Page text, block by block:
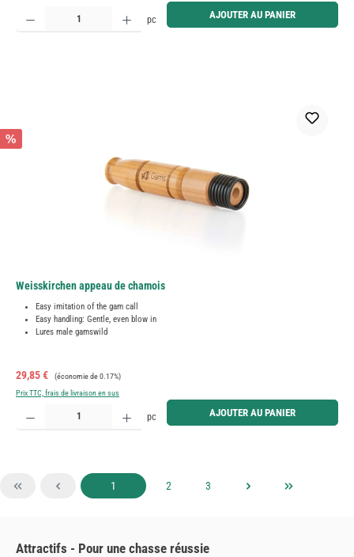
Quantité de produit : Entrez la quantité souhaitée ou utilisez les boutons pour augmenter ou
pc AJOUTER AU PANIER
%
Weisskirchen appeau de chamois
Easy imitation of the gam call
Easy handling: Gentle, even blow in
Lures male gamswild
Prix de vente :
29,85 € Prix régulier :
(économie de 0.17%)
Prix TTC, frais de livraison en sus
Quantité de produit : Entrez la quantité souhaitée ou utilisez les boutons pour augmenter ou
pc AJOUTER AU PANIER
Page
1 Page
2 Page
3
Attractifs - Pour une chasse réussie